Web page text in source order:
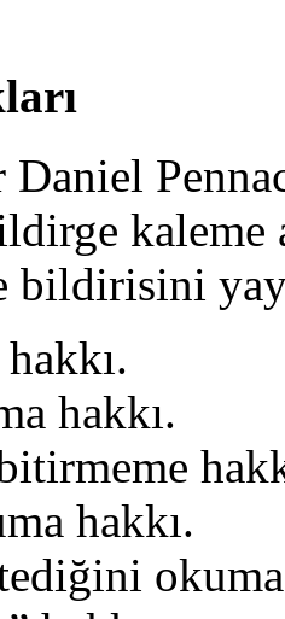
Daniel
kaleme
bildirisini
hakkı.
hakkı.